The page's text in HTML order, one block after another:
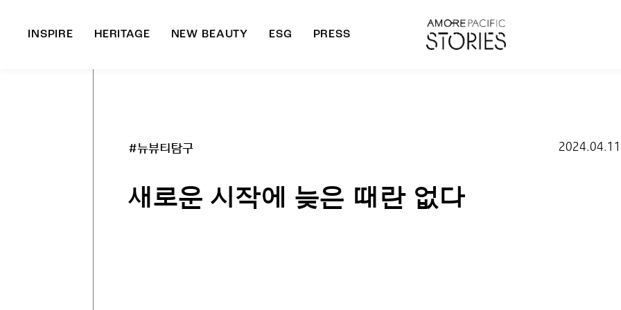
INSPIRE HERITAGE NEW BEAUTY ESG PRESS
#뉴뷰티탐구 2024.04.11
새로운 시작에 늦은 때란 없다